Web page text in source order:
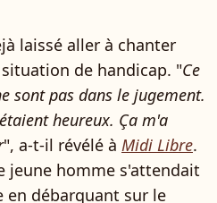
laissé aller à chanter
de handicap. "Ce
sont pas dans le jugement.
heureux. Ça m'a
", a-t-il révélé à Midi Libre.
jeune homme s'attendait
en débarquant sur le